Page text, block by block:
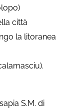
città
la litoranea
S.M. di